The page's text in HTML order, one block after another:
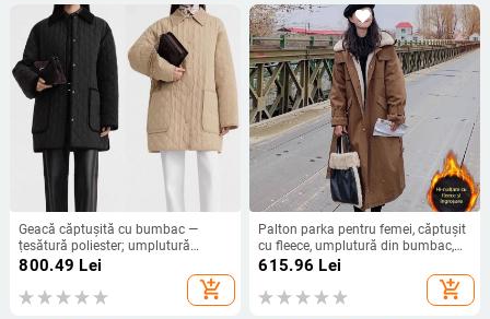
Geacă căptușită cu bumbac —
țesătură poliester; umplutură
poliester-bumbac; mâneci lungi;
800.49 Lei
add_shopping_cart
Palton parka pentru femei, căptușit
cu fleece, umplutură din bumbac,
guler din blană, stil urban, iarnă
615.96 Lei
add_shopping_cart